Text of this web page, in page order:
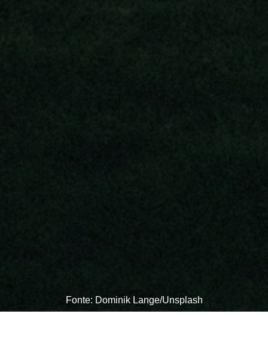
Fonte: Dominik Lange/Unsplash